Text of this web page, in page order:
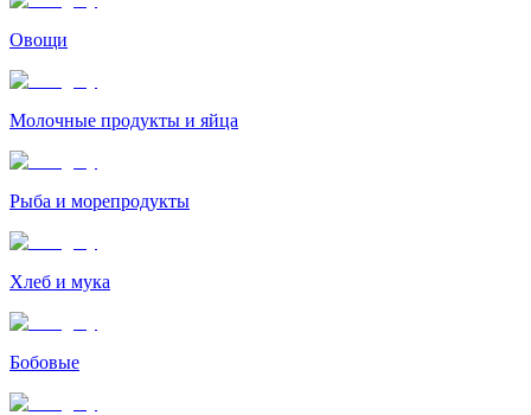
Овощи
Молочные продукты и яйца
Рыба и морепродукты
Хлеб и мука
Бобовые